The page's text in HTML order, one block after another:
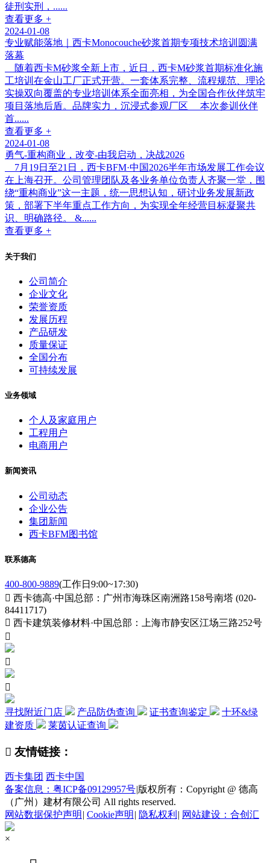
徒刑实刑，......
查看更多 +
2024-01-08
专业赋能落地｜西卡Monocouche砂浆首期专项技术培训圆满
落幕
随着西卡M砂浆全新上市，近日，西卡M砂浆首期标准化施
工培训在金山工厂正式开营。一套体系完整、流程规范、理论
实操双向覆盖的专业培训体系全面亮相，为全国合作伙伴筑牢
项目落地后盾。品牌实力，沉浸式参观厂区 本次参训伙伴
首......
查看更多 +
2024-01-08
勇气-重构商业，改变-由我启动，决战2026
7月19日至21日，西卡BFM·中国2026半年市场发展工作会议
在上海召开。公司管理团队及各业务单位负责人齐聚一堂，围
绕“重构商业”这一主题，统一思想认知，研讨业务发展新政
策，部署下半年重点工作方向，为实现全年经营目标凝聚共
识、明确路径。 &......
查看更多 +
关于我们
公司简介
企业文化
荣誉资质
发展历程
产品研发
质量保证
全国分布
可持续发展
业务领域
个人及家庭用户
工程用户
电商用户
新闻资讯
公司动态
企业公告
集团新闻
西卡BFM图书馆
联系德高
400-800-9889(工作日9:00~17:30)
 西卡德高·中国总部：广州市海珠区南洲路158号南塔 (020-
84411717)
 西卡建筑装修材料·中国总部：上海市静安区江场三路252号



寻找附近门店 产品防伪查询 证书查询鉴定
十环&绿
建资质
莱茵认证查询
 友情链接：
西卡集团 西卡中国
备案信息：粤ICP备09129957号|版权所有：Copyright @ 德高
（广州）建材有限公司 All rights reserved.
网站数据保护声明 | Cookie声明 | 隐私权利 | 网站建设：合创汇
×